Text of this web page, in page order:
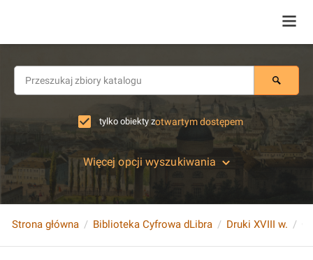
tylko obiekty zotwartym dostępem
Więcej opcji wyszukiwania
Strona główna Biblioteka Cyfrowa dLibra Druki XVIII w.